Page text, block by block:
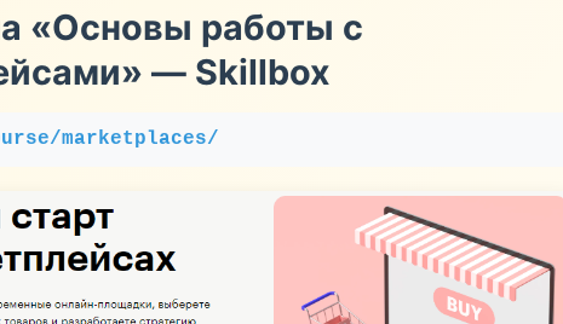
«Основы работы с
— Skillbox
marketplaces/